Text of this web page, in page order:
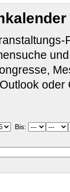
oder
Bis: